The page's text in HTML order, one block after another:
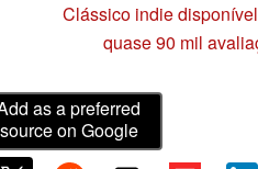
Clássico indie
quase 90 mil
as a preferred
source on Google